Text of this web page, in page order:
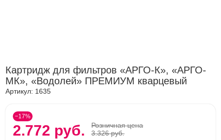
Картридж для фильтров «АРГО-К», «АРГО-
МК», «Водолей» ПРЕМИУМ кварцевый
Артикул: 1635
−17%
2.772 руб.
Розничная цена
3.326 руб.